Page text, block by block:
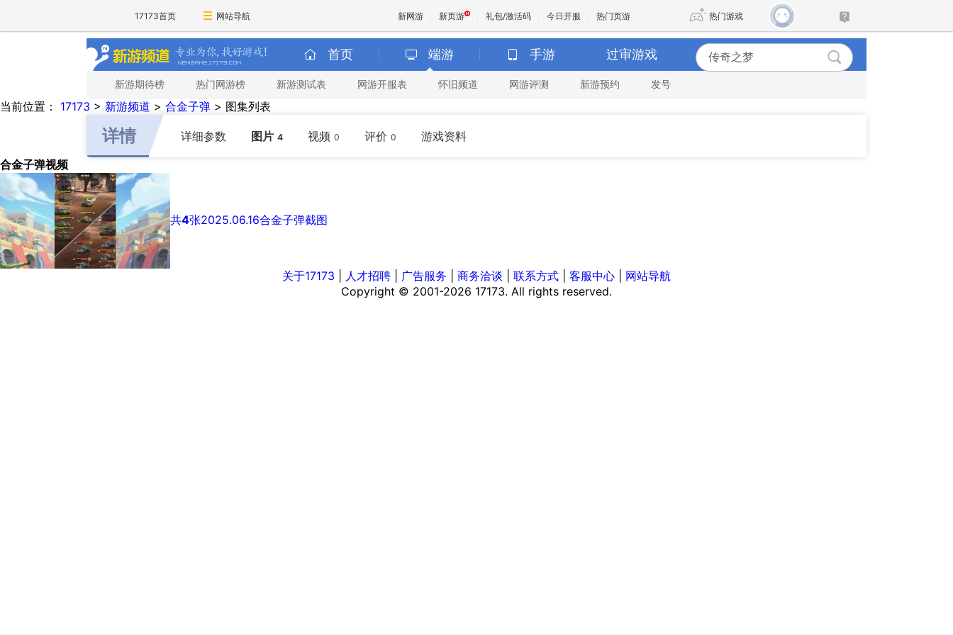
17173首页 网站导航 新网游 新页游 礼包/激活码 今日开服 热门页游 热门游戏
魔兽 DNF
首页 端游 手游 过审游戏
新游期待榜 热门网游榜 新游测试表 网游开服表 怀旧频道 网游评测 新游预约 发号
当前位置： 17173 > 新游频道 > 合金子弹 > 图集列表
详情 详细参数 图片 4 视频 0 评价 0
游戏资料
合金子弹视频
共4张2025.06.16合金子弹截图
关于17173 人才招聘 广告服务 商务洽谈 联系方式 客服中心
网站导航
Copyright © 2001-2026 17173. All rights reserved.